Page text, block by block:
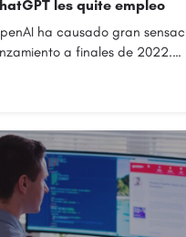
les quite empleo
ha causado gran
a finales de 2022.…